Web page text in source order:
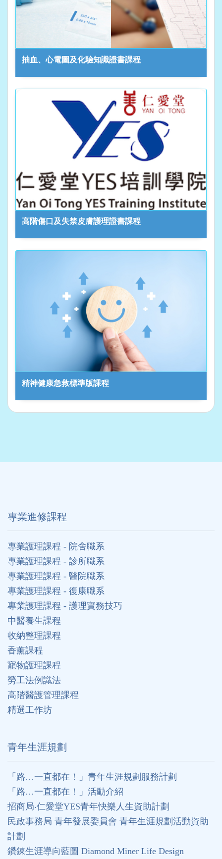
抽血、心電圖及化驗知識證書課程
高階傷口及失禁皮膚護理證書課程
精神健康急救標準版課程
專業進修課程
專業護理課程 - 院舍職系
專業護理課程 - 診所職系
專業護理課程 - 醫院職系
專業護理課程 - 復康職系
專業護理課程 - 護理實務技巧
中醫養生課程
收納整理課程
香薰課程
寵物護理課程
勞工法例識法
高階醫護管理課程
精選工作坊
⻘年生涯規劃
「路…一直都在！」青年生涯規劃服務計劃
「路…一直都在！」活動介紹
招商局‧仁愛堂YES青年快樂人生資助計劃
民政事務局 青年發展委員會 青年生涯規劃活動資助
計劃
鑽鍊生涯導向藍圖 Diamond Miner Life Design